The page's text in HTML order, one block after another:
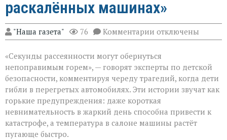
раскалённых машинах»
"Наша газета" 76 Комментарии к
записи
не
прощает
невнимательности:
трагедии
в
раскалённых
машинах»
отключены
«Секунды рассеянности могут обернуться
непоправимым горем», — говорят эксперты по детской
безопасности, комментируя череду трагедий, когда дети
гибли в перегретых автомобилях. Эти истории звучат как
горькие предупреждения: даже короткая
невнимательность в жаркий день способна привести к
катастрофе, а температура в салоне машины растёт
пугающе быстро.